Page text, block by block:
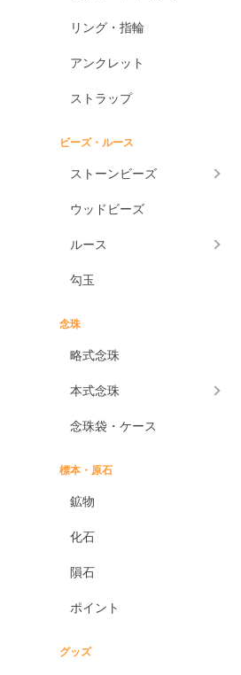
リング・指輪
アンクレット
ストラップ
ビーズ・ルース
ストーンビーズ
ウッドビーズ
ルース
勾玉
念珠
略式念珠
本式念珠
念珠袋・ケース
標本・原石
鉱物
化石
隕石
ポイント
グッズ